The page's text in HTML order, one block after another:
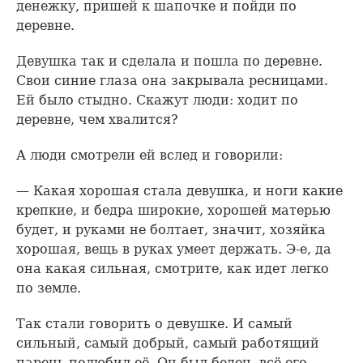
денежку, пришей к шапочке и пойди по
деревне.
Девушка так и сделала и пошла по деревне.
Свои синие глаза она закрывала ресницами.
Ей было стыдно. Скажут люди: ходит по
деревне, чем хвалится?
А люди смотрели ей вслед и говорили:
— Какая хорошая стала девушка, и ноги какие
крепкие, и бедра широкие, хорошей матерью
будет, и руками не болтает, значит, хозяйка
хорошая, вещь в руках умеет держать. Э-е, да
она какая сильная, смотрите, как идет легко
по земле.
Так стали говорить о девушке. И самый
сильный, самый добрый, самый работящий